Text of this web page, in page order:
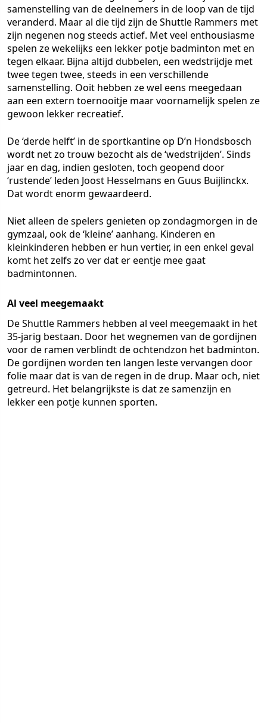
samenstelling van de deelnemers in de loop van de tijd
veranderd. Maar al die tijd zijn de Shuttle Rammers met
zijn negenen nog steeds actief. Met veel enthousiasme
spelen ze wekelijks een lekker potje badminton met en
tegen elkaar. Bijna altijd dubbelen, een wedstrijdje met
twee tegen twee, steeds in een verschillende
samenstelling. Ooit hebben ze wel eens meegedaan
aan een extern toernooitje maar voornamelijk spelen ze
gewoon lekker recreatief.
De ‘derde helft’ in de sportkantine op D’n Hondsbosch
wordt net zo trouw bezocht als de ‘wedstrijden’. Sinds
jaar en dag, indien gesloten, toch geopend door
‘rustende’ leden Joost Hesselmans en Guus Buijlinckx.
Dat wordt enorm gewaardeerd.
Niet alleen de spelers genieten op zondagmorgen in de
gymzaal, ook de ‘kleine’ aanhang. Kinderen en
kleinkinderen hebben er hun vertier, in een enkel geval
komt het zelfs zo ver dat er eentje mee gaat
badmintonnen.
Al veel meegemaakt
De Shuttle Rammers hebben al veel meegemaakt in het
35-jarig bestaan. Door het wegnemen van de gordijnen
voor de ramen verblindt de ochtendzon het badminton.
De gordijnen worden ten langen leste vervangen door
folie maar dat is van de regen in de drup. Maar och, niet
getreurd. Het belangrijkste is dat ze samenzijn en
lekker een potje kunnen sporten.